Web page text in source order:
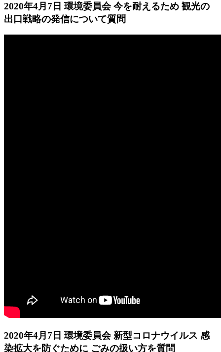
2020年4月7日 環境委員会 今を耐えるため 観光の
出口戦略の発信について質問
2020年4月7日 環境委員会 新型コロナウイルス 感
染拡大を防ぐために ごみの扱い方を質問